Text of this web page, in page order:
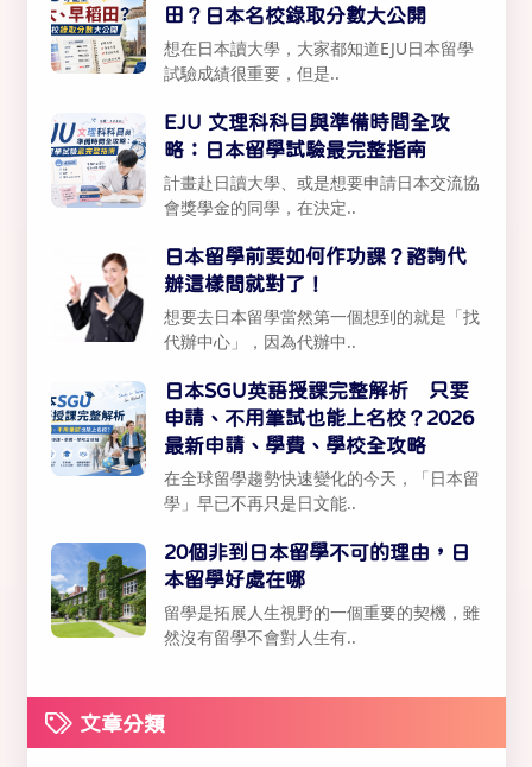
田？日本名校錄取分數大公開
想在日本讀大學，大家都知道EJU日本留學
試驗成績很重要，但是..
EJU 文理科科目與準備時間全攻
略：日本留學試驗最完整指南
計畫赴日讀大學、或是想要申請日本交流協
會獎學金的同學，在決定..
日本留學前要如何作功課？諮詢代
辦這樣問就對了！
想要去日本留學當然第一個想到的就是「找
代辦中心」，因為代辦中..
日本SGU英語授課完整解析 只要
申請、不用筆試也能上名校？2026
最新申請、學費、學校全攻略
在全球留學趨勢快速變化的今天，「日本留
學」早已不再只是日文能..
20個非到日本留學不可的理由，日
本留學好處在哪
留學是拓展人生視野的一個重要的契機，雖
然沒有留學不會對人生有..
文章分類